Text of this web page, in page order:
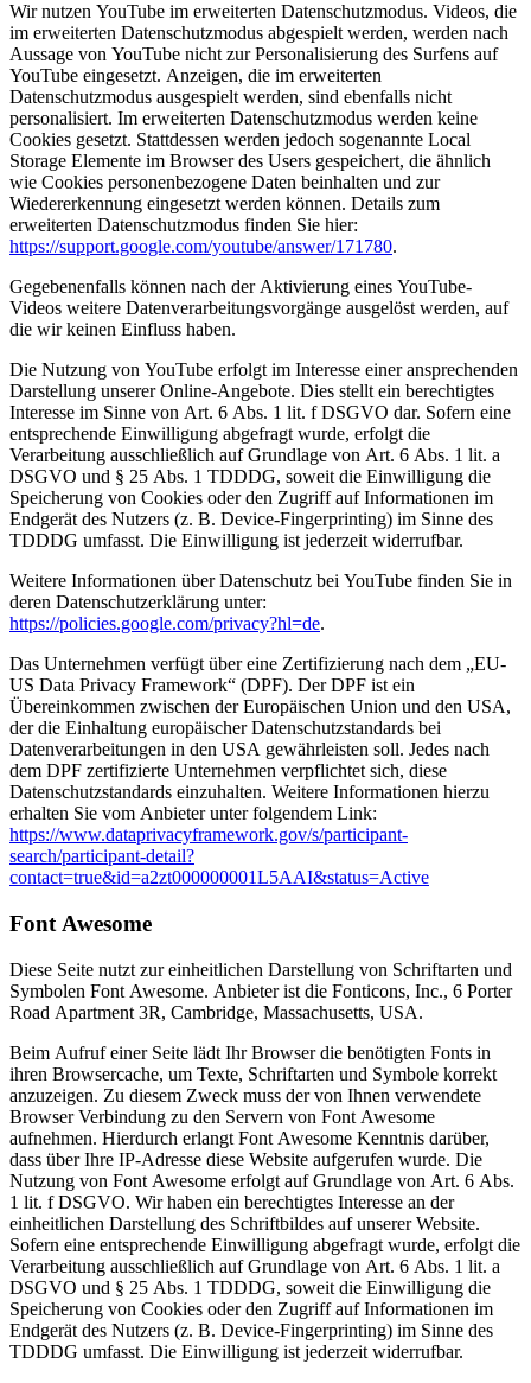
Wir nutzen YouTube im erweiterten Datenschutzmodus. Videos, die
im erweiterten Datenschutzmodus abgespielt werden, werden nach
Aussage von YouTube nicht zur Personalisierung des Surfens auf
YouTube eingesetzt. Anzeigen, die im erweiterten
Datenschutzmodus ausgespielt werden, sind ebenfalls nicht
personalisiert. Im erweiterten Datenschutzmodus werden keine
Cookies gesetzt. Stattdessen werden jedoch sogenannte Local
Storage Elemente im Browser des Users gespeichert, die ähnlich
wie Cookies personenbezogene Daten beinhalten und zur
Wiedererkennung eingesetzt werden können. Details zum
erweiterten Datenschutzmodus finden Sie hier:
https://support.google.com/youtube/answer/171780.
Gegebenenfalls können nach der Aktivierung eines YouTube-
Videos weitere Datenverarbeitungsvorgänge ausgelöst werden, auf
die wir keinen Einfluss haben.
Die Nutzung von YouTube erfolgt im Interesse einer ansprechenden
Darstellung unserer Online-Angebote. Dies stellt ein berechtigtes
Interesse im Sinne von Art. 6 Abs. 1 lit. f DSGVO dar. Sofern eine
entsprechende Einwilligung abgefragt wurde, erfolgt die
Verarbeitung ausschließlich auf Grundlage von Art. 6 Abs. 1 lit. a
DSGVO und § 25 Abs. 1 TDDDG, soweit die Einwilligung die
Speicherung von Cookies oder den Zugriff auf Informationen im
Endgerät des Nutzers (z. B. Device-Fingerprinting) im Sinne des
TDDDG umfasst. Die Einwilligung ist jederzeit widerrufbar.
Weitere Informationen über Datenschutz bei YouTube finden Sie in
deren Datenschutzerklärung unter:
https://policies.google.com/privacy?hl=de.
Das Unternehmen verfügt über eine Zertifizierung nach dem „EU-
US Data Privacy Framework“ (DPF). Der DPF ist ein
Übereinkommen zwischen der Europäischen Union und den USA,
der die Einhaltung europäischer Datenschutzstandards bei
Datenverarbeitungen in den USA gewährleisten soll. Jedes nach
dem DPF zertifizierte Unternehmen verpflichtet sich, diese
Datenschutzstandards einzuhalten. Weitere Informationen hierzu
erhalten Sie vom Anbieter unter folgendem Link:
https://www.dataprivacyframework.gov/s/participant-
search/participant-detail?
contact=true&id=a2zt000000001L5AAI&status=Active
Font Awesome
Diese Seite nutzt zur einheitlichen Darstellung von Schriftarten und
Symbolen Font Awesome. Anbieter ist die Fonticons, Inc., 6 Porter
Road Apartment 3R, Cambridge, Massachusetts, USA.
Beim Aufruf einer Seite lädt Ihr Browser die benötigten Fonts in
ihren Browsercache, um Texte, Schriftarten und Symbole korrekt
anzuzeigen. Zu diesem Zweck muss der von Ihnen verwendete
Browser Verbindung zu den Servern von Font Awesome
aufnehmen. Hierdurch erlangt Font Awesome Kenntnis darüber,
dass über Ihre IP-Adresse diese Website aufgerufen wurde. Die
Nutzung von Font Awesome erfolgt auf Grundlage von Art. 6 Abs.
1 lit. f DSGVO. Wir haben ein berechtigtes Interesse an der
einheitlichen Darstellung des Schriftbildes auf unserer Website.
Sofern eine entsprechende Einwilligung abgefragt wurde, erfolgt die
Verarbeitung ausschließlich auf Grundlage von Art. 6 Abs. 1 lit. a
DSGVO und § 25 Abs. 1 TDDDG, soweit die Einwilligung die
Speicherung von Cookies oder den Zugriff auf Informationen im
Endgerät des Nutzers (z. B. Device-Fingerprinting) im Sinne des
TDDDG umfasst. Die Einwilligung ist jederzeit widerrufbar.